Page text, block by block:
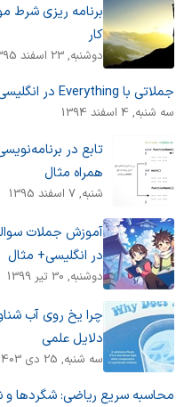
برنامه ریزی شرط
کار
دوشنبه, 23 اسفند 1395
جملاتی با Everything در انگلیسی
سه شنبه, 4 اسفند 1394
همراه مثال
شنبه, 7 اسفند 1395
آموزش جملات
در انگلیسی+ مثال
دوشنبه, 30 تیر 1399
چرا یخ روی آب
دلایل علمی
سه شنبه, 25 دی 1403
محاسبه سریع ریاضی: شگردها